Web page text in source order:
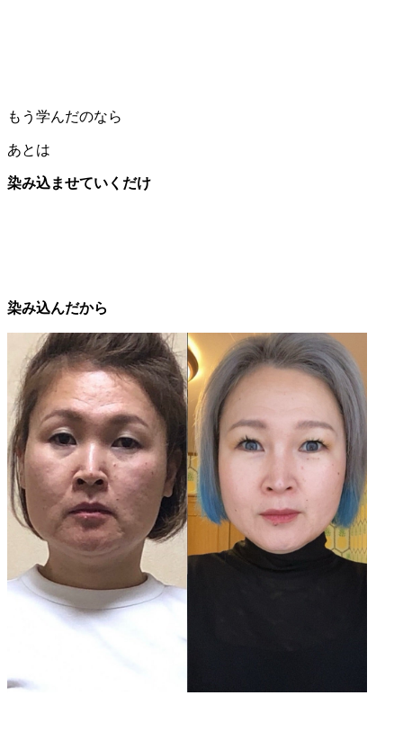
もう学んだのなら
あとは
染み込ませていくだけ
染み込んだから